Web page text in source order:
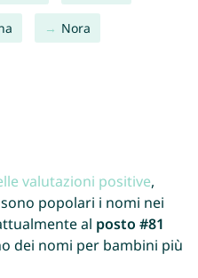
Nora
valutazioni positive,
popolari i nomi nei
al posto #81
dei nomi per bambini più